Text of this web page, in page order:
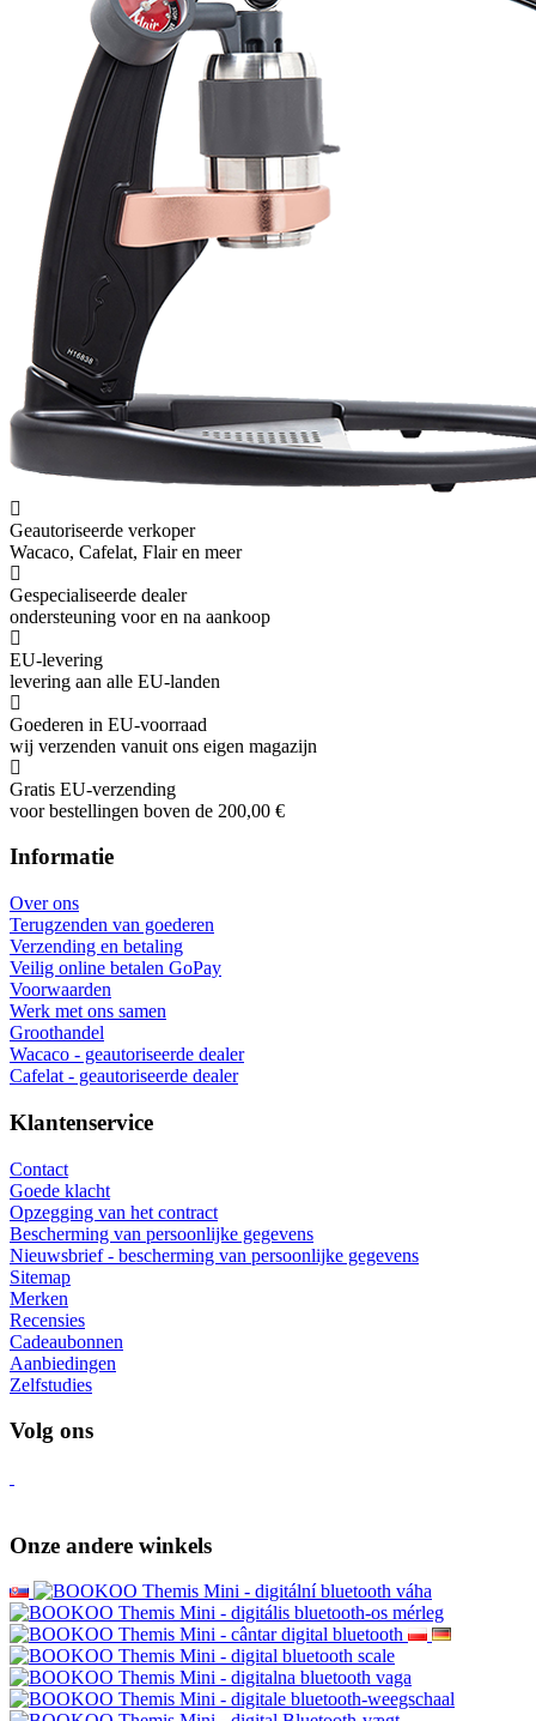
Geautoriseerde verkoper
Wacaco, Cafelat, Flair en meer
Gespecialiseerde dealer
ondersteuning voor en na aankoop
EU-levering
levering aan alle EU-landen
Goederen in EU-voorraad
wij verzenden vanuit ons eigen magazijn
Gratis EU-verzending
voor bestellingen boven de 200,00 €
Informatie
Over ons
Terugzenden van goederen
Verzending en betaling
Veilig online betalen GoPay
Voorwaarden
Werk met ons samen
Groothandel
Wacaco - geautoriseerde dealer
Cafelat - geautoriseerde dealer
Klantenservice
Contact
Goede klacht
Opzegging van het contract
Bescherming van persoonlijke gegevens
Nieuwsbrief - bescherming van persoonlijke gegevens
Sitemap
Merken
Recensies
Cadeaubonnen
Aanbiedingen
Zelfstudies
Volg ons
Onze andere winkels